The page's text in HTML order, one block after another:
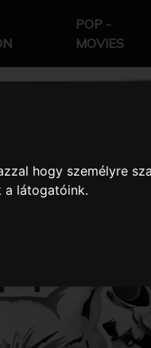
hogy személyre
a látogatóink.
POP -
MOVIES